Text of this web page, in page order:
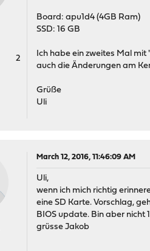
2
Board: apu1d4 (4GB Ram)
SSD: 16 GB
Ich habe ein zweites Mal
auch die Änderungen am
Grüße
Uli
March 12, 2016, 11:46:09 AM
Uli,
wenn ich mich richtig
eine SD Karte. Vorschlag,
BIOS update. Bin aber nicht
grüsse Jakob